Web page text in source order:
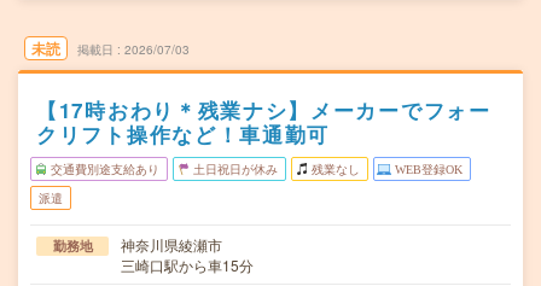
未読 掲載日 2026/07/03
【17時おわり＊残業ナシ】メーカーでフォー
クリフト操作など！車通勤可
交通費別途支給あり 土日祝日が休み 残業なし WEB登録OK
派遣
勤務地
神奈川県綾瀬市
三崎口駅から車15分